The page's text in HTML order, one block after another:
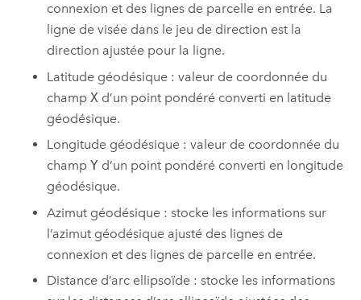
connexion et des lignes de parcelle en entrée. La
ligne de visée dans le jeu de direction est la
direction ajustée pour la ligne.
Latitude géodésique : valeur de coordonnée du
champ X d’un point pondéré converti en latitude
géodésique.
Longitude géodésique : valeur de coordonnée du
champY d’un point pondéré converti en longitude
géodésique.
Azimut géodésique : stocke les informations sur
l’azimut géodésique ajusté des lignes de
connexion et des lignes de parcelle en entrée.
Distance d’arc ellipsoïde : stocke les informations